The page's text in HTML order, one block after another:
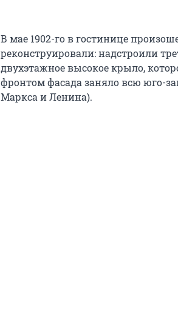
В мае 1902-го в гостинице
реконструировали: надстроили
двухэтажное высокое крыло,
фронтом фасада заняло всю юго-
Маркса и Ленина).